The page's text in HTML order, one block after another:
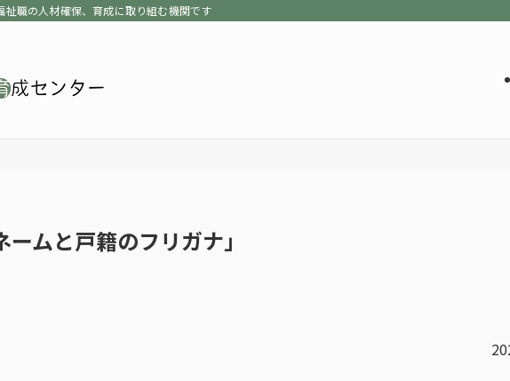
職の人材確保、育成に取り組む機関です
ムと戸籍のフリガナ」